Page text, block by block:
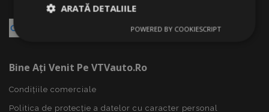
Bine Ați Venit Pe VTVauto.ro
Condițiile comerciale
Politica de protecție a datelor cu caracter personal
ARATĂ DETALIILE
De
De
De funcţionalitate
POWERED BY COOKIESCRIPT